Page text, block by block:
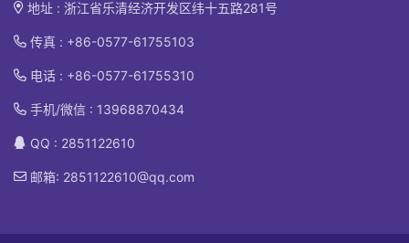
地址 : 浙江省乐清经济开发区纬十五路281号
传真 : +86-0577-61755103
电话 : +86-0577-61755310
手机/微信 : 13968870434
QQ : 2851122610
邮箱: 2851122610@qq.com